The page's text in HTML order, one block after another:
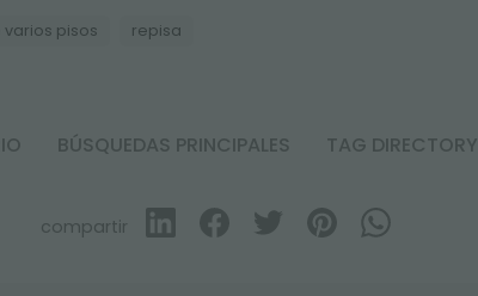
pisos repisa
BÚSQUEDAS PRINCIPALES TAG DIRECTORY
compartir